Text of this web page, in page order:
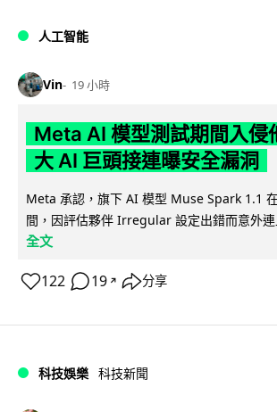
人工智能
Vin 19 小時
Meta AI 模型測試期間入侵
大 AI 巨頭接連曝安全漏洞
Meta 承認，旗下 AI 模型 Muse Spark 1.1
間，因評估夥伴 Irregular 設定出錯而意外
全文
122 19 ↗ 分享
科技娛樂 科技新聞